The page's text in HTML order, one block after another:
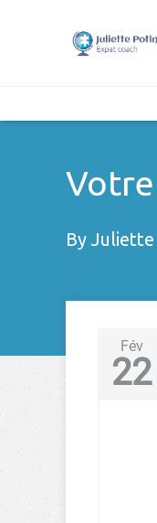
By Juliette
Fév
22